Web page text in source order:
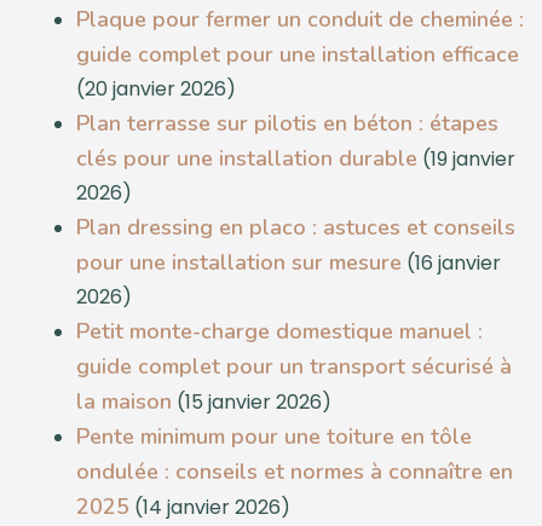
Plaque pour fermer un conduit de cheminée :
guide complet pour une installation efficace
(20 janvier 2026)
Plan terrasse sur pilotis en béton : étapes
clés pour une installation durable (19 janvier
2026)
Plan dressing en placo : astuces et conseils
pour une installation sur mesure (16 janvier
2026)
Petit monte-charge domestique manuel :
guide complet pour un transport sécurisé à
la maison (15 janvier 2026)
Pente minimum pour une toiture en tôle
ondulée : conseils et normes à connaître en
2025 (14 janvier 2026)